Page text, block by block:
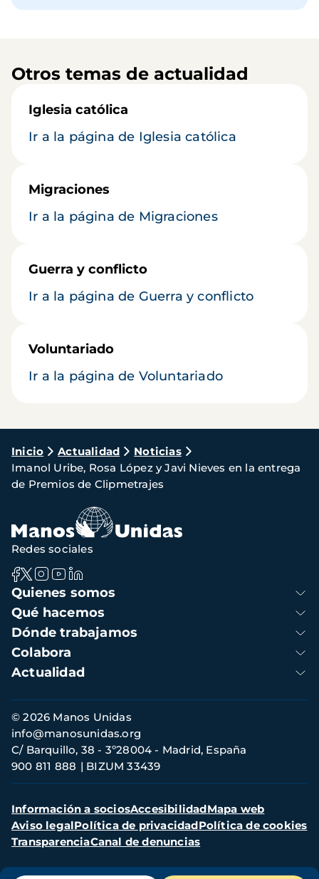
Otros temas de actualidad
Iglesia católica
Ir a la página de Iglesia católica
Migraciones
Ir a la página de Migraciones
Guerra y conflicto
Ir a la página de Guerra y conflicto
Voluntariado
Ir a la página de Voluntariado
Ruta
de
navegación
Inicio Actualidad
Noticias
Imanol Uribe, Rosa López y Javi Nieves en la entrega
de Premios de Clipmetrajes
Navegación
principal
Quienes somos
Qué hacemos
Dónde trabajamos
Colabora
Actualidad
Redes sociales
Información
de
contacto
© 2026 Manos Unidas
C/ Barquillo, 38 - 3º28004 - Madrid, España
900 811 888
BIZUM 33439
info@manosunidas.org
Menú
secundario
Información a sociosAccesibilidadMapa web
Aviso legalPolítica de privacidadPolítica de cookies
TransparenciaCanal de denuncias